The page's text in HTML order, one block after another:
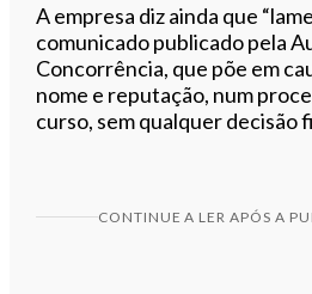
A empresa diz ainda que
comunicado publicado pela
Concorrência, que põe em
nome e reputação, num
curso, sem qualquer decisão
CONTINUE A LER APÓS A